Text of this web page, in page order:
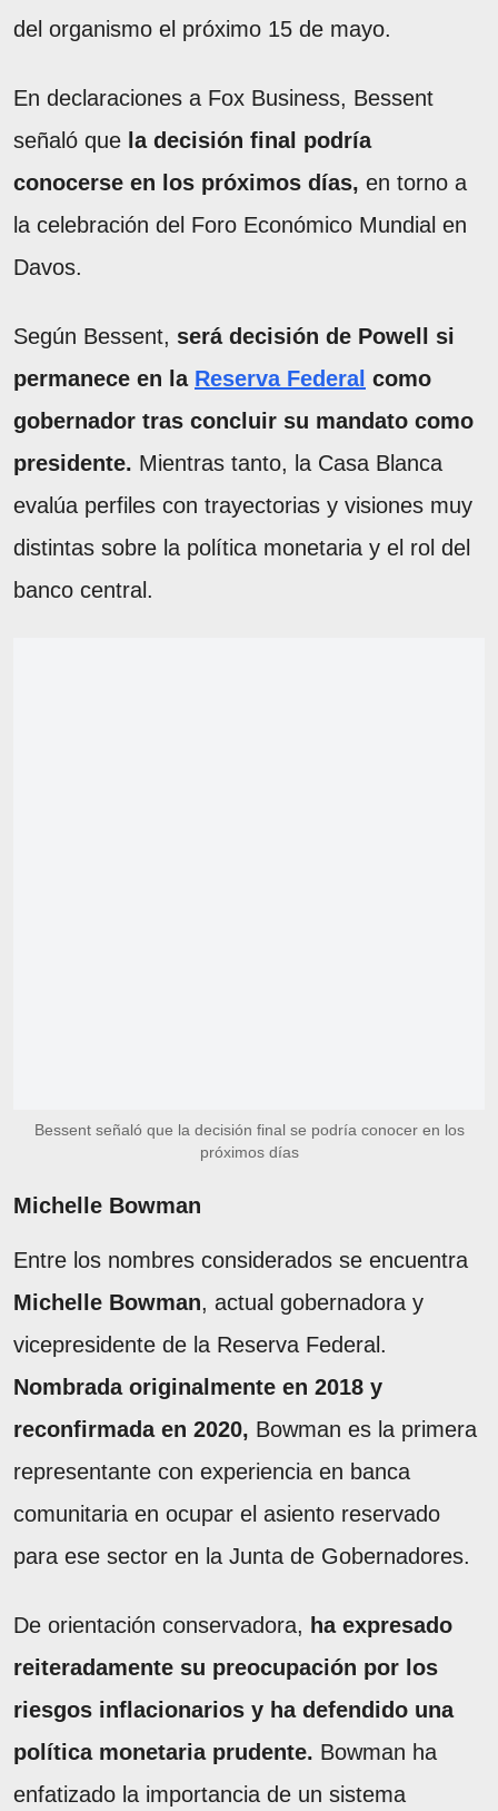
del organismo el próximo 15 de mayo.
En declaraciones a Fox Business, Bessent
señaló que la decisión final podría
conocerse en los próximos días, en torno a
la celebración del Foro Económico Mundial en
Davos.
Según Bessent, será decisión de Powell si
permanece en la Reserva Federal como
gobernador tras concluir su mandato como
presidente. Mientras tanto, la Casa Blanca
evalúa perfiles con trayectorias y visiones muy
distintas sobre la política monetaria y el rol del
banco central.
Bessent señaló que la decisión final se podría conocer en los
próximos días
Michelle Bowman
Entre los nombres considerados se encuentra
Michelle Bowman, actual gobernadora y
vicepresidente de la Reserva Federal.
Nombrada originalmente en 2018 y
reconfirmada en 2020, Bowman es la primera
representante con experiencia en banca
comunitaria en ocupar el asiento reservado
para ese sector en la Junta de Gobernadores.
De orientación conservadora, ha expresado
reiteradamente su preocupación por los
riesgos inflacionarios y ha defendido una
política monetaria prudente. Bowman ha
enfatizado la importancia de un sistema